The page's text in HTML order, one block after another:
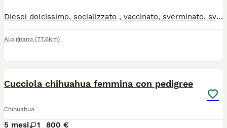
Diesel dolcissimo, socializzato , vaccinato, sverminato, svezzato. Nato il 8 Gennaio 2026 Si cede con Pedigree Enci, kit cucciolo omaggio, certificato di buona salute contratto di vendita, tre incontri gratuiti di addestramento gestionale. Contatta Ilaria al numero 3338339535
Alpignano (77.6km)
Cucciola chihuahua femmina con pedigree
Chihuahua
5 mesi 1 800 €